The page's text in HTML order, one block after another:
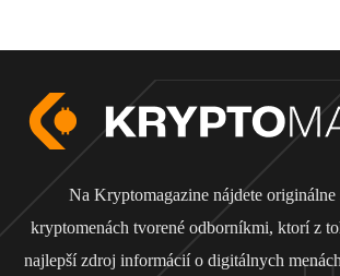
Na Kryptomagazine nájdete originálne
kryptomenách tvorené odborníkmi, ktorí z
najlepší zdroj informácií o digitálnych